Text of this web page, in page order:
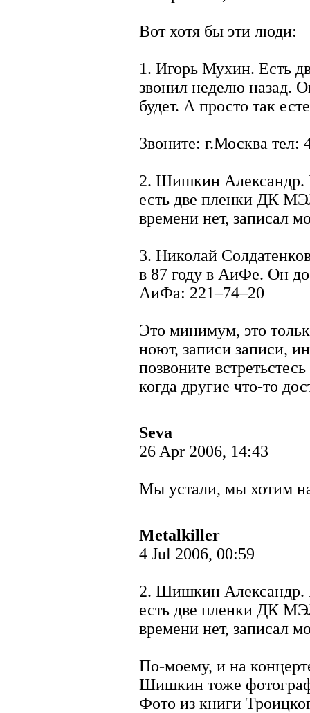
Вот хотя бы эти люди:
1. Игорь Мухин. Есть
звонил неделю назад.
будет. А просто так
Звоните: г.Москва тел:
2. Шишкин Александр.
есть две пленки ДК
времени нет, записал
3. Николай
в 87 году в АиФе. Он
АиФа: 221–74–20
Это минимум, это
ноют, записи записи,
позвоните
когда другие что-то
Seva
26 Apr 2006, 14:43
Мы устали, мы хотим
Metalkiller
4 Jul 2006, 00:59
2. Шишкин Александр.
есть две пленки ДК
времени нет, записал
По-моему, и на
Шишкин тоже
Фото из книги